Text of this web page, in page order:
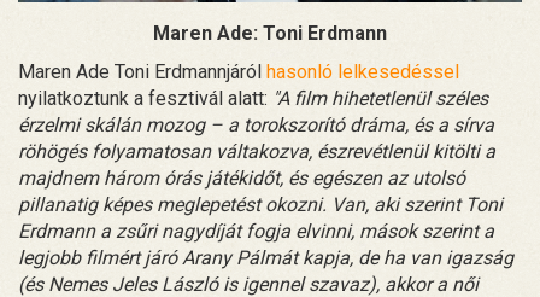
Maren Ade: Toni Erdmann
Maren Ade Toni Erdmannjáról hasonló lelkesedéssel
nyilatkoztunk a fesztivál alatt: "A film hihetetlenül széles
érzelmi skálán mozog – a torokszorító dráma, és a sírva
röhögés folyamatosan váltakozva, észrevétlenül kitölti a
majdnem három órás játékidőt, és egészen az utolsó
pillanatig képes meglepetést okozni. Van, aki szerint Toni
Erdmann a zsűri nagydíját fogja elvinni, mások szerint a
legjobb filmért járó Arany Pálmát kapja, de ha van igazság
(és Nemes Jeles László is igennel szavaz), akkor a női